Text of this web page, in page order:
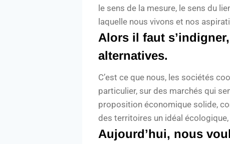
le sens de la mesure, le sens du
laquelle nous vivons et nos
Alors il faut
alternatives.
C’est ce que nous, les sociétés
particulier, sur des marchés qui
proposition économique solide,
des territoires un idéal
Aujourd’hui, nous